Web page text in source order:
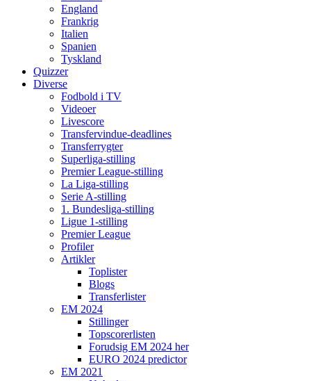
England
Frankrig
Italien
Spanien
Tyskland
Quizzer
Diverse
Fodbold i TV
Videoer
Livescore
Transfervindue-deadlines
Transferrygter
Superliga-stilling
Premier League-stilling
La Liga-stilling
Serie A-stilling
1. Bundesliga-stilling
Ligue 1-stilling
Premier League
Profiler
Artikler
Toplister
Blogs
Transferlister
EM 2024
Stillinger
Topscorerlisten
Forudsig EM 2024 her
EURO 2024 predictor
EM 2021